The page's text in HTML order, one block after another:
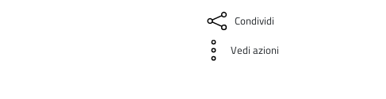
Condividi
Vedi azioni